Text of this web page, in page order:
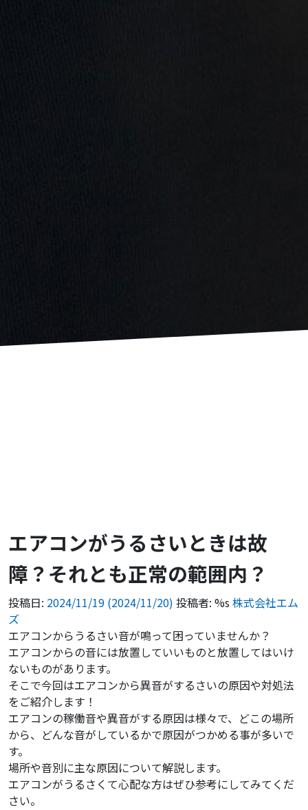
エアコンがうるさいときは故
障？それとも正常の範囲内？
投稿日: 2024/11/19 (2024/11/20) 投稿者: %s 株式会社エム
ズ
エアコンからうるさい音が鳴って困っていませんか？
エアコンからの音には放置していいものと放置してはいけ
ないものがあります。
そこで今回はエアコンから異音がするさいの原因や対処法
をご紹介します！
エアコンの稼働音や異音がする原因は様々で、どこの場所
から、どんな音がしているかで原因がつかめる事が多いで
す。
場所や音別に主な原因について解説します。
エアコンがうるさくて心配な方はぜひ参考にしてみてくだ
さい。